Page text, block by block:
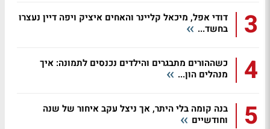
3
דודי אפל, מיכאל קליינר והאחים איציק ויפה דיין נעצרו
בחשד...
4
כשההורים מתבגרים והילדים נכנסים לתמונה: איך
מנהלים הון...
5
בנה קומה בלי היתר, אך ניצל עקב איחור של שנה
וחודשיים